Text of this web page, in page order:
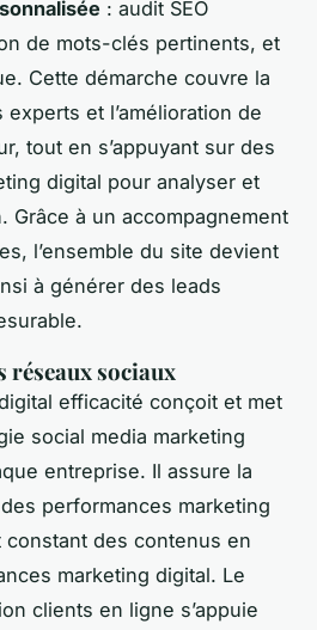
: audit SEO
de mots-clés pertinents, et
Cette démarche couvre la
et l’amélioration de
tout en s’appuyant sur des
digital pour analyser et
Grâce à un accompagnement
l’ensemble du site devient
à générer des leads
réseaux sociaux
efficacité conçoit et met
social media marketing
entreprise. Il assure la
performances marketing
constant des contenus en
marketing digital. Le
clients en ligne s’appuie